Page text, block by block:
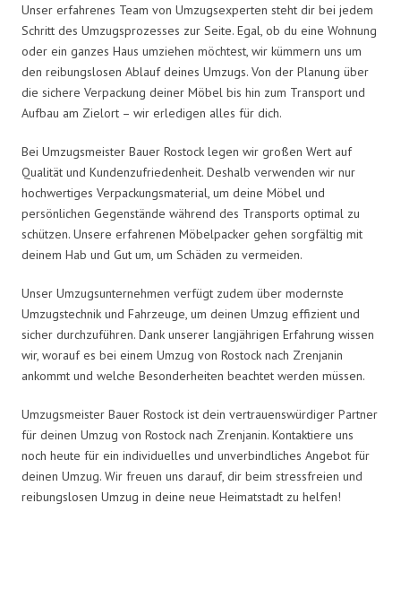
Unser erfahrenes Team von Umzugsexperten steht dir bei jedem
Schritt des Umzugsprozesses zur Seite. Egal, ob du eine Wohnung
oder ein ganzes Haus umziehen möchtest, wir kümmern uns um
den reibungslosen Ablauf deines Umzugs. Von der Planung über
die sichere Verpackung deiner Möbel bis hin zum Transport und
Aufbau am Zielort – wir erledigen alles für dich.
Bei Umzugsmeister Bauer Rostock legen wir großen Wert auf
Qualität und Kundenzufriedenheit. Deshalb verwenden wir nur
hochwertiges Verpackungsmaterial, um deine Möbel und
persönlichen Gegenstände während des Transports optimal zu
schützen. Unsere erfahrenen Möbelpacker gehen sorgfältig mit
deinem Hab und Gut um, um Schäden zu vermeiden.
Unser Umzugsunternehmen verfügt zudem über modernste
Umzugstechnik und Fahrzeuge, um deinen Umzug effizient und
sicher durchzuführen. Dank unserer langjährigen Erfahrung wissen
wir, worauf es bei einem Umzug von Rostock nach Zrenjanin
ankommt und welche Besonderheiten beachtet werden müssen.
Umzugsmeister Bauer Rostock ist dein vertrauenswürdiger Partner
für deinen Umzug von Rostock nach Zrenjanin. Kontaktiere uns
noch heute für ein individuelles und unverbindliches Angebot für
deinen Umzug. Wir freuen uns darauf, dir beim stressfreien und
reibungslosen Umzug in deine neue Heimatstadt zu helfen!